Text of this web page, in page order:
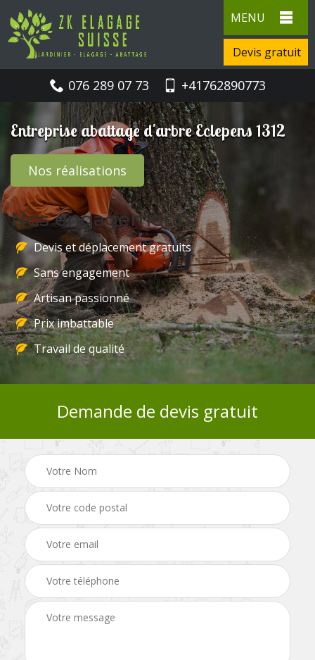
MENU
Devis gratuit
076 289 07 73 +41762890773
Entreprise abattage d'arbre Eclepens 1312
Nos réalisations
Nos engagements
Devis et déplacement gratuits
Sans engagement
Artisan passionné
Prix imbattable
Travail de qualité
Demande de devis gratuit